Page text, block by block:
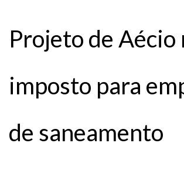
Projeto de Aécio
imposto para
de saneamento